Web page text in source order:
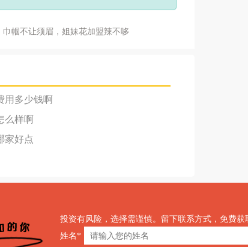
巾帼不让须眉，姐妹花加盟辣不哆
用多少钱啊
么样啊
家好点
投资有风险，选择需谨慎。留下联系方式，免费获
姓名*